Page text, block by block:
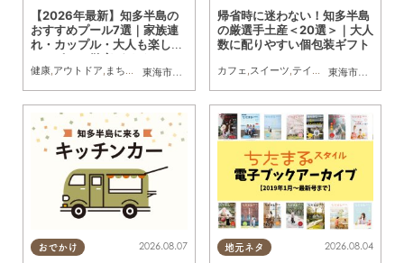
東海市
,大府市 知多市 ,半田市 ,常滑市,武豊町,南知多町
【2026年最新】知多半島の
おすすめプール7選｜家族連
れ・カップル・大人も楽しめ
るスポット徹底ガイド
健康 アウトドア まちネタ ,季節ネタ まとめ記事,親子,家族,カップル ,おひとりさま
東海市
,大府市
帰省時に迷わない！知多半島
の厳選手土産＜20選＞｜大人
数に配りやすい個包装ギフト
カフェ スイーツ テイクアウト ,まとめ記事
おでかけ 2026.08.07 地元ネタ 2026.08.04